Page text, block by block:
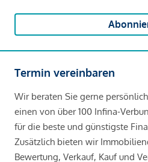
Termin vereinbaren
Wir beraten Sie gerne
einen von über 100 Infina-
für die beste und günstigste
Zusätzlich bieten wir
Bewertung, Verkauf, Kauf und